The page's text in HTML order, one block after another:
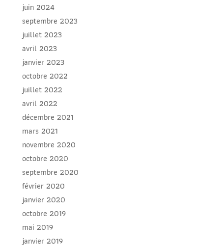
juin 2024
septembre 2023
juillet 2023
avril 2023
janvier 2023
octobre 2022
juillet 2022
avril 2022
décembre 2021
mars 2021
novembre 2020
octobre 2020
septembre 2020
février 2020
janvier 2020
octobre 2019
mai 2019
janvier 2019